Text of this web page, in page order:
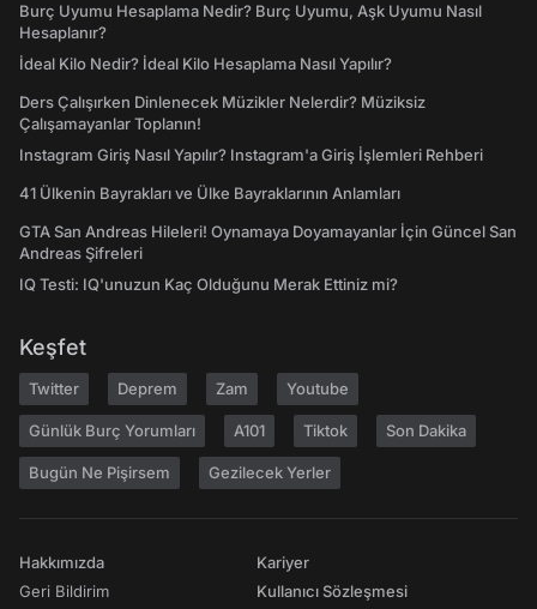
Burç Uyumu Hesaplama Nedir? Burç Uyumu, Aşk Uyumu Nasıl
Hesaplanır?
İdeal Kilo Nedir? İdeal Kilo Hesaplama Nasıl Yapılır?
Ders Çalışırken Dinlenecek Müzikler Nelerdir? Müziksiz
Çalışamayanlar Toplanın!
Instagram Giriş Nasıl Yapılır? Instagram'a Giriş İşlemleri Rehberi
41 Ülkenin Bayrakları ve Ülke Bayraklarının Anlamları
GTA San Andreas Hileleri! Oynamaya Doyamayanlar İçin Güncel San
Andreas Şifreleri
IQ Testi: IQ'unuzun Kaç Olduğunu Merak Ettiniz mi?
Keşfet
Twitter Deprem Zam Youtube
Günlük Burç Yorumları A101 Tiktok Son Dakika
Bugün Ne Pişirsem Gezilecek Yerler
Hakkımızda
Geri Bildirim
Kariyer
Kullanıcı Sözleşmesi